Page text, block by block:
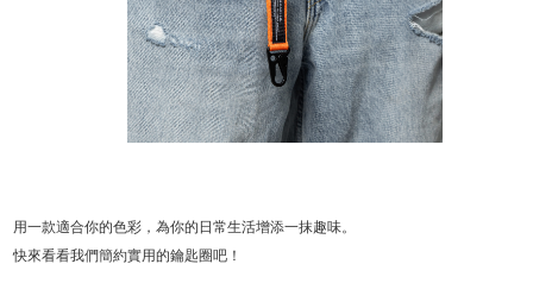
用一款適合你的色彩，為你的日常生活增添一抹趣味。
快來看看我們簡約實用的鑰匙圈吧！